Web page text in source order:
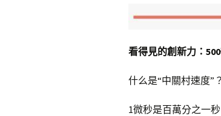
看得見的創新力：
什么是“中關村速度”
1微秒是百萬分之一